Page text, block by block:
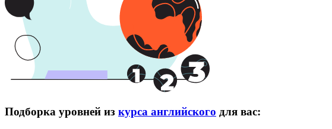
Подборка уровней из курса английского для вас: